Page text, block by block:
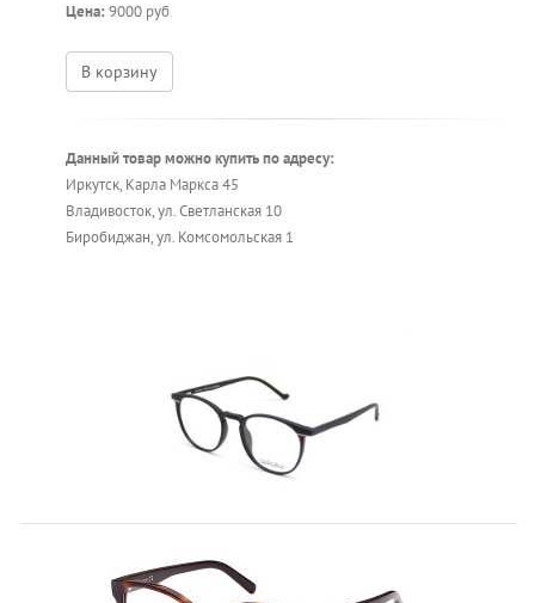
Цена: 9000 руб
В корзину
Данный товар можно купить по адресу:
Иркутск, Карла Маркса 45
Владивосток, ул. Светланская 10
Биробиджан, ул. Комсомольская 1